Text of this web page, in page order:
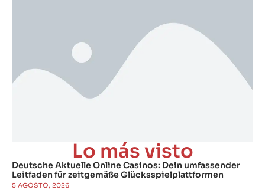
Lo más visto
Deutsche Aktuelle Online Casinos: Dein umfassender
Leitfaden für zeitgemäße Glücksspielplattformen
5 AGOSTO, 2026